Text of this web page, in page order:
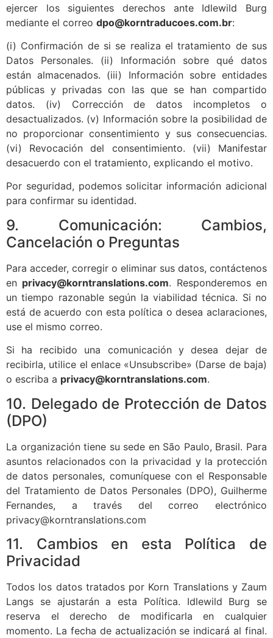
ejercer los siguientes derechos ante Idlewild Burg
mediante el correo dpo@korntraducoes.com.br:
(i) Confirmación de si se realiza el tratamiento de sus
Datos Personales. (ii) Información sobre qué datos
están almacenados. (iii) Información sobre entidades
públicas y privadas con las que se han compartido
datos. (iv) Corrección de datos incompletos o
desactualizados. (v) Información sobre la posibilidad de
no proporcionar consentimiento y sus consecuencias.
(vi) Revocación del consentimiento. (vii) Manifestar
desacuerdo con el tratamiento, explicando el motivo.
Por seguridad, podemos solicitar información adicional
para confirmar su identidad.
9. Comunicación: Cambios,
Cancelación o Preguntas
Para acceder, corregir o eliminar sus datos, contáctenos
en privacy@korntranslations.com. Responderemos en
un tiempo razonable según la viabilidad técnica. Si no
está de acuerdo con esta política o desea aclaraciones,
use el mismo correo.
Si ha recibido una comunicación y desea dejar de
recibirla, utilice el enlace «Unsubscribe» (Darse de baja)
o escriba a privacy@korntranslations.com.
10. Delegado de Protección de Datos
(DPO)
La organización tiene su sede en São Paulo, Brasil. Para
asuntos relacionados con la privacidad y la protección
de datos personales, comuníquese con el Responsable
del Tratamiento de Datos Personales (DPO), Guilherme
Fernandes, a través del correo electrónico
privacy@korntranslations.com
11. Cambios en esta Política de
Privacidad
Todos los datos tratados por Korn Translations y Zaum
Langs se ajustarán a esta Política. Idlewild Burg se
reserva el derecho de modificarla en cualquier
momento. La fecha de actualización se indicará al final.